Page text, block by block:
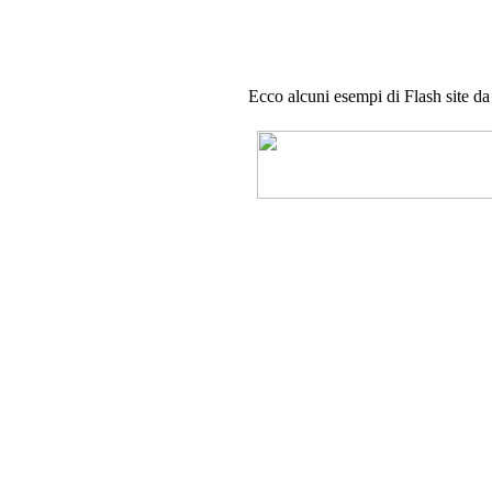
Ecco alcuni esempi di Flash site